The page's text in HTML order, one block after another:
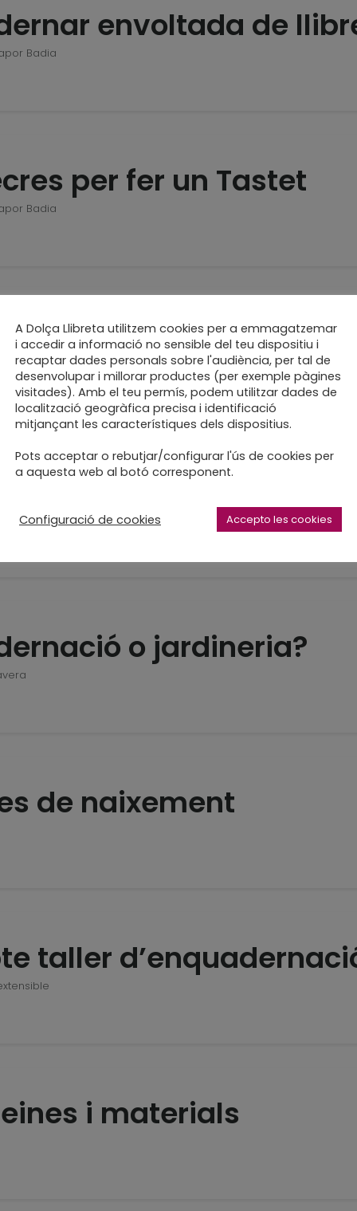
envoltada de
Badia
per fer un Tastet
Badia
25.05 taller
27.04 taller
o jardineria?
de naixement
taller
i materials
A Dolça Llibreta utilitzem cookies per a emmagatzemar
i accedir a informació no sensible del teu dispositiu i
recaptar dades personals sobre l'audiència, per tal de
desenvolupar i millorar productes (per exemple pàgines
visitades). Amb el teu permís, podem utilitzar dades de
localització geogràfica precisa i identificació
mitjançant les característiques dels dispositius.
Pots acceptar o rebutjar/configurar l'ús de cookies per
a aquesta web al botó corresponent.
Configuració de cookies Accepto les cookies